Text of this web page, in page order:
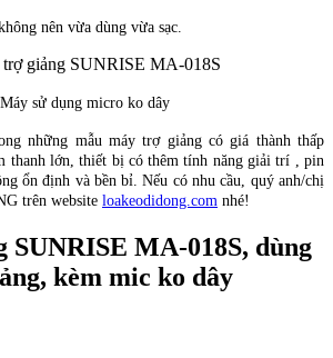
nên vừa dùng vừa sạc.
Máy sử dụng micro ko dây
những mẫu máy trợ giảng có giá thành thấp
thanh lớn, thiết bị có thêm tính năng giải trí , pin
ổn định và bền bỉ. Nếu có nhu cầu, quý anh/chị
trên website loakeodidong.com nhé!
SUNRISE MA-018S, dùng
kèm mic ko dây